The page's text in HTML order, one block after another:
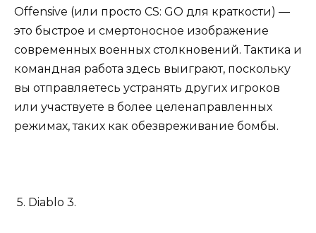
Offensive (или просто CS: GO для краткости) —
это быстрое и смертоносное изображение
современных военных столкновений. Тактика и
командная работа здесь выиграют, поскольку
вы отправляетесь устранять других игроков
или участвуете в более целенаправленных
режимах, таких как обезвреживание бомбы.
5. Diablo 3.